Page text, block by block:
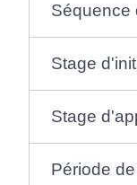
Séquence
Stage
Stage
Période